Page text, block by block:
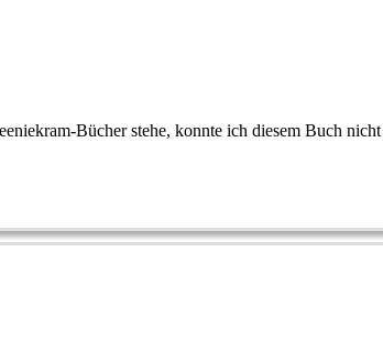
Bücher stehe, konnte ich diesem Buch nicht